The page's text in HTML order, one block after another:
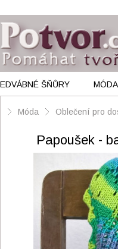
ŠŇŮRY MÓDA
Móda Oblečení pro
Papoušek -